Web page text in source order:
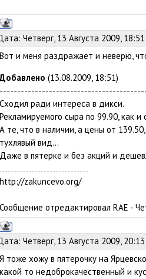
Четверг, 13 Августа 2009,
Вот и меня раздражает и неверю,
Добавлено (13.08.2009, 18:51)
Сходил ради интереса в дикси.
Рекламируемого сыра по 99.90, как
А те, что в наличии, а цены от
тухлявый вид...
Даже в пятерке и без акций и
http://zakuncevo.org/
Сообщение отредактировал RAE -
Четверг, 13 Августа 2009,
Я тоже хожу в пятерочку на
какой то недоброкачественный и